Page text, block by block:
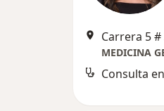
Carrera 5
MEDICINA
Consulta